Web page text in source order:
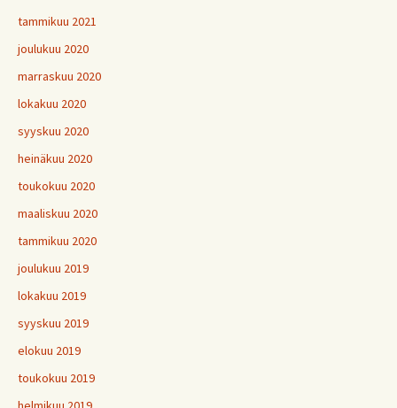
tammikuu 2021
joulukuu 2020
marraskuu 2020
lokakuu 2020
syyskuu 2020
heinäkuu 2020
toukokuu 2020
maaliskuu 2020
tammikuu 2020
joulukuu 2019
lokakuu 2019
syyskuu 2019
elokuu 2019
toukokuu 2019